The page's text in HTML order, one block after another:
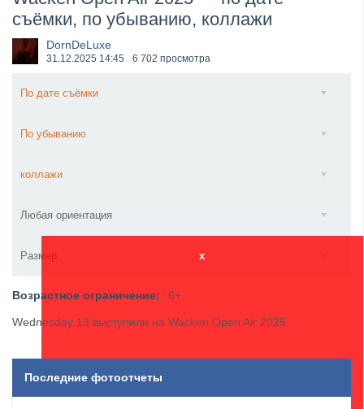
Wacken Open Air 2026 объявили последние одиннад...
съёмки, по убыванию, коллажи
DornDeLuxe
31.12.2025 14:45 6 702 просмотра
По дате съёмки
По убыванию
коллажи
Любая ориентация
Размер x
Возрастное ограничение: 6+
Wednesday 13 выступили на Wacken Open Air 2025
Последние фотоотчеты